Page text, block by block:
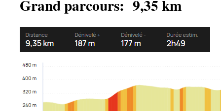
Grand parcours: 9,35 km